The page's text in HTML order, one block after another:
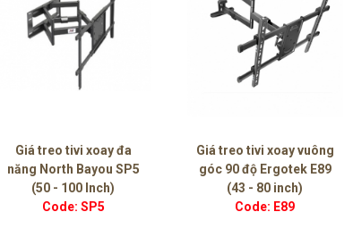
Giá treo tivi xoay đa
năng North Bayou SP5
(50 - 100 Inch)
Code: SP5
Giá treo tivi xoay vuông
góc 90 độ Ergotek E89
(43 - 80 inch)
Code: E89